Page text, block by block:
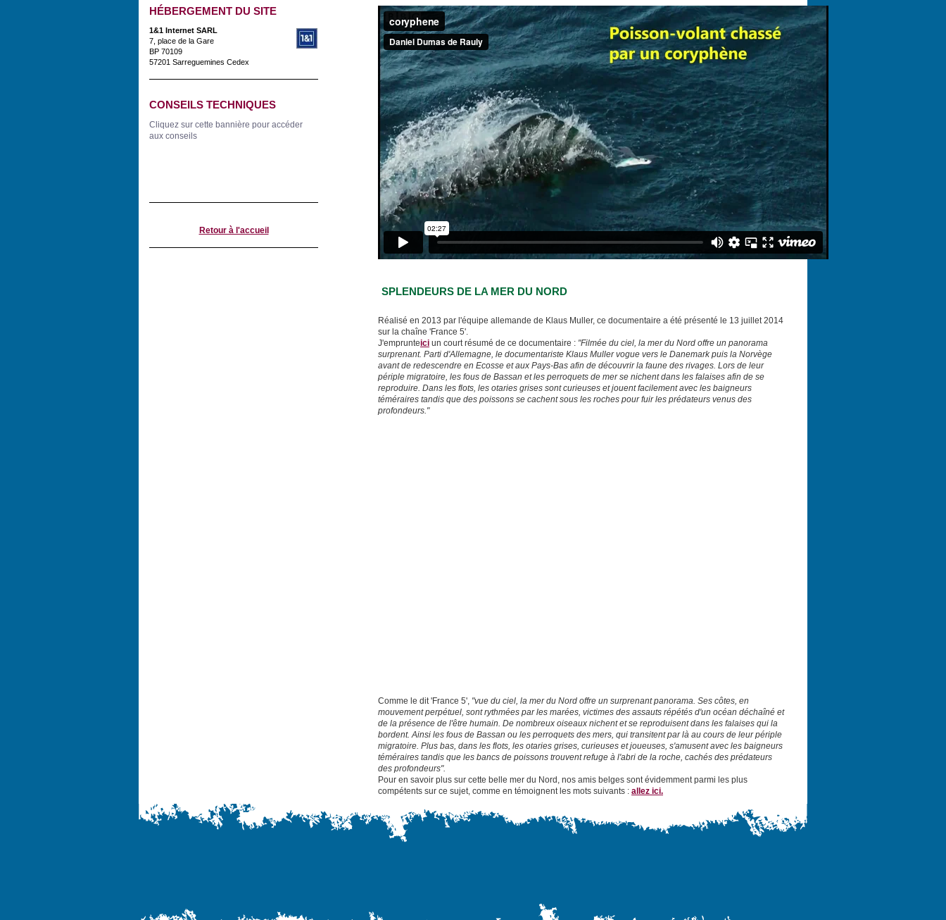
HÉBERGEMENT DU SITE
1&1 Internet SARL
7, place de la Gare
BP 70109
57201 Sarreguemines Cedex
CONSEILS TECHNIQUES
Cliquez sur cette bannière pour accéder
aux conseils
Retour à l'accueil
SPLENDEURS DE LA MER DU NORD
Réalisé en 2013 par l'équipe allemande de Klaus Muller, ce documentaire a été présenté le 13 juillet 2014
sur la chaîne 'France 5'.
J'emprunteici un court résumé de ce documentaire : "Filmée du ciel, la mer du Nord offre un panorama
surprenant. Parti d'Allemagne, le documentariste Klaus Muller vogue vers le Danemark puis la Norvège
avant de redescendre en Ecosse et aux Pays-Bas afin de découvrir la faune des rivages. Lors de leur
périple migratoire, les fous de Bassan et les perroquets de mer se nichent dans les falaises afin de se
reproduire. Dans les flots, les otaries grises sont curieuses et jouent facilement avec les baigneurs
téméraires tandis que des poissons se cachent sous les roches pour fuir les prédateurs venus des
profondeurs."
Comme le dit 'France 5', "vue du ciel, la mer du Nord offre un surprenant panorama. Ses côtes, en
mouvement perpétuel, sont rythmées par les marées, victimes des assauts répétés d'un océan déchaîné et
de la présence de l'être humain. De nombreux oiseaux nichent et se reproduisent dans les falaises qui la
bordent. Ainsi les fous de Bassan ou les perroquets des mers, qui transitent par là au cours de leur périple
migratoire. Plus bas, dans les flots, les otaries grises, curieuses et joueuses, s'amusent avec les baigneurs
téméraires tandis que les bancs de poissons trouvent refuge à l'abri de la roche, cachés des prédateurs
des profondeurs".
Pour en savoir plus sur cette belle mer du Nord, nos amis belges sont évidemment parmi les plus
compétents sur ce sujet, comme en témoignent les mots suivants : allez ici.